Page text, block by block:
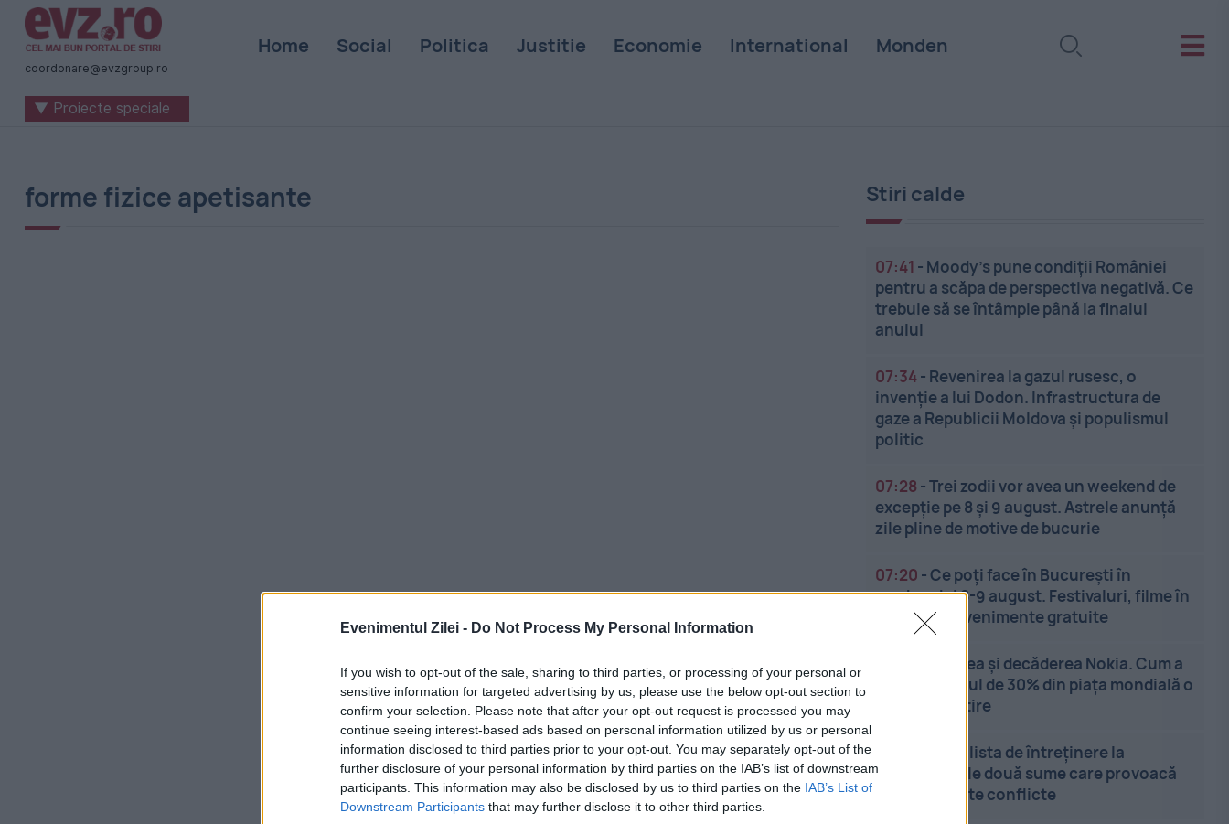
Evenimentul Zilei - Do Not Process My Personal Information
If you wish to opt-out of the sale, sharing to third parties, or processing of your personal or
sensitive information for targeted advertising by us, please use the below opt-out section to
confirm your selection. Please note that after your opt-out request is processed you may
continue seeing interest-based ads based on personal information utilized by us or personal
information disclosed to third parties prior to your opt-out. You may separately opt-out of the
further disclosure of your personal information by third parties on the IAB’s list of downstream
participants. This information may also be disclosed by us to third parties on the IAB’s List of
Downstream Participants that may further disclose it to other third parties.
Știri
naționale
internaționale
România
-
coordonare@evzgroup.ro
Home Social Politica Justitie Economie International Monden
▼ Proiecte speciale
forme fizice apetisante Stiri calde
07:41 - Moody’s pune condiții României
pentru a scăpa de perspectiva negativă. Ce
trebuie să se întâmple până la finalul
anului
07:34- Revenirea la gazul rusesc, o
invenție a lui Dodon. Infrastructura de
gaze a Republicii Moldova și populismul
politic
07:28 -Trei zodii vor avea un weekend de
excepție pe 8 și 9 august. Astrele anunță
zile pline de motive de bucurie
07:20 -Ce poți face în București în
weekendul 8-9 august. Festivaluri, filme în
aer liber și evenimente gratuite
Mărirea și decăderea Nokia. Cum a
ajuns gigantul de 30% din piața mondială o
simplă amintire
De la lista de întreținere la
instanță. Cele două sume care provoacă
cele mai multe conflicte